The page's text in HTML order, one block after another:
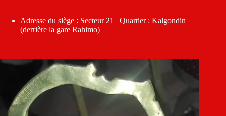
Adresse du siège : Secteur 21 | Quartier : Kalgondin
(derrière la gare Rahimo)